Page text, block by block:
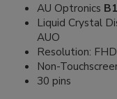
AU Optronics
Liquid Crystal
AUO
Resolution:
Non-
30 pins